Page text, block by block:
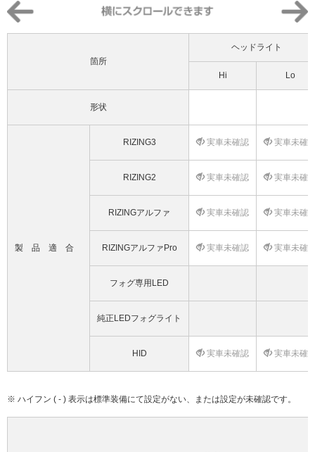
箇所
ヘッドライト
Hi Lo
形状
製品適合
RIZING3 実車未確認 実車未確
RIZING2 実車未確認 実車未確
RIZINGアルファ 実車未確認 実車未確
RIZINGアルファPro 実車未確認 実車未確
フォグ専用LED
純正LEDフォグライト
HID 実車未確認 実車未確
※ ハイフン ( - ) 表示は標準装備にて設定がない、または設定が未確認です。